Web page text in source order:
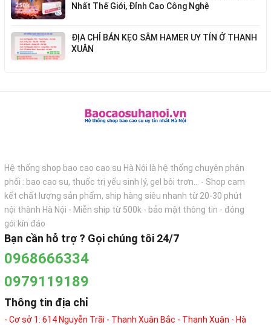
Nhất Thế Giới, Đỉnh Cao Công Nghệ
ĐỊA CHỈ BÁN KẸO SÂM HAMER UY TÍN Ở THANH
XUÂN
Hệ thống shop bao cao cao su Hà Nội là hệ thống chuyên phân
phối : bao cao su, thuốc trị yếu sinh lý, gel bôi trơn... - Shop cam
kết chất lượng sản phẩm, ship hàng siêu nhanh từ 20-30 phút
nội thành Hà Nội - Miễn ship từ 500k - bảo mật thông tin - đóng
gói kín đáo
Bạn cần hỗ trợ ? Gọi chúng tôi 24/7
0968666334
0979119189
Thông tin địa chỉ
- Cơ sở 1: 614 Nguyễn Trãi - Thanh Xuân Bắc - Thanh Xuân - Hà